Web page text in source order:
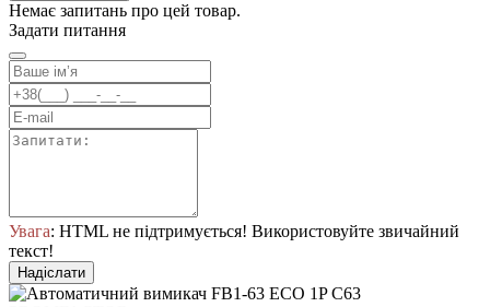
Немає запитань про цей товар.
Задати питання
Увага: HTML не підтримується! Використовуйте звичайний
текст!
Надіслати